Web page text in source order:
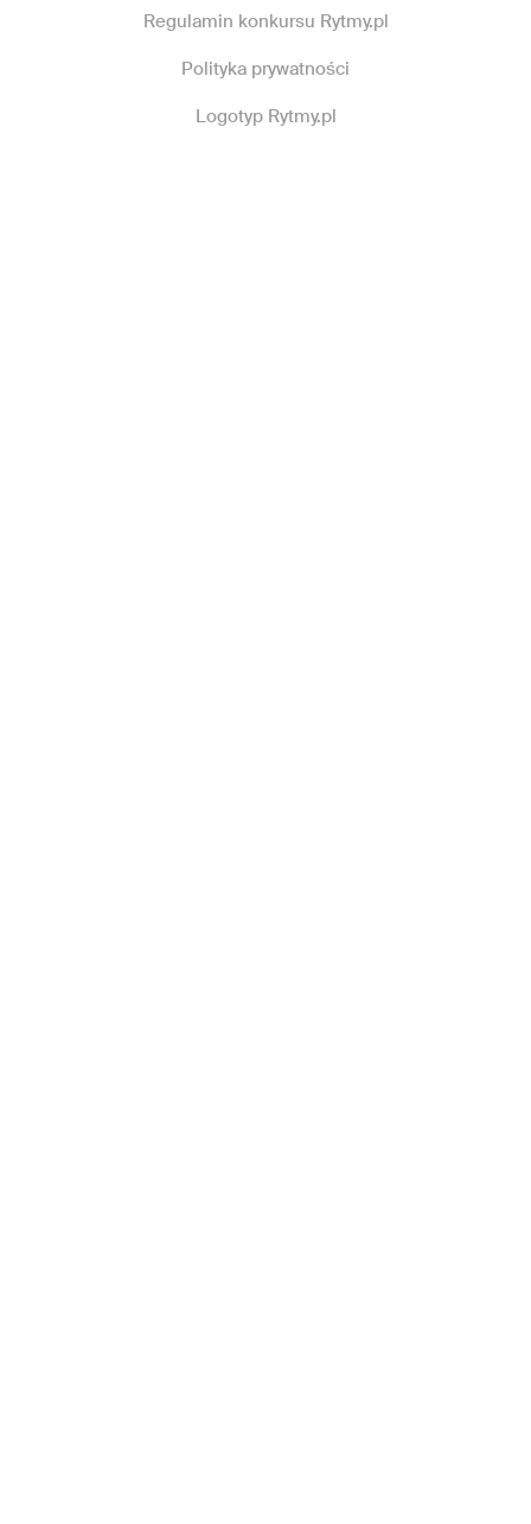
Regulamin konkursu Rytmy.pl
Polityka prywatności
Logotyp Rytmy.pl